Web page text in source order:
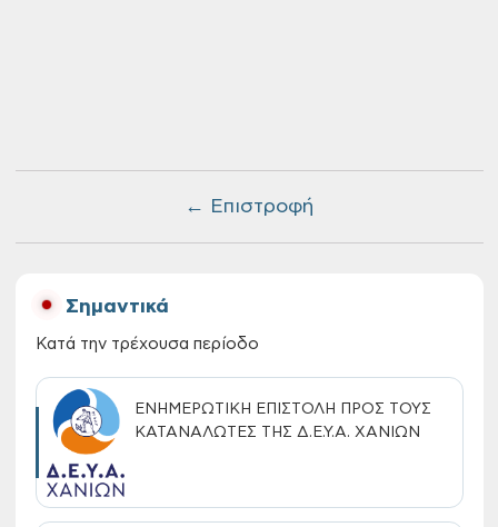
← Επιστροφή
Σημαντικά
Κατά την τρέχουσα περίοδο
ΕΝΗΜΕΡΩΤΙΚΗ ΕΠΙΣΤΟΛΗ ΠΡΟΣ ΤΟΥΣ
ΚΑΤΑΝΑΛΩΤΕΣ ΤΗΣ Δ.Ε.Υ.Α. ΧΑΝΙΩΝ